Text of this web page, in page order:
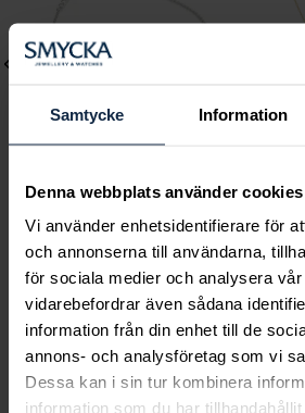
Samtycke Information
Denna webbplats använder cookies
Vi använder enhetsidentifierare för
och annonserna till användarna,
för sociala medier och analysera
vidarebefordrar även sådana
information från din enhet till de
annons- och analysföretag som vi
Dessa kan i sin tur kombinera
information som du har
Lily and Rose
Emily pearl bracelet -
Pris
349 kr
349 kr
Ellie
Pris
799 kr